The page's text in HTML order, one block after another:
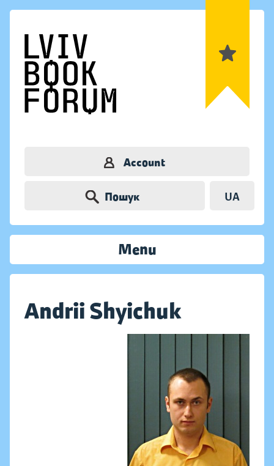
Account
Пошук UA
Menu
Andrii Shyichuk